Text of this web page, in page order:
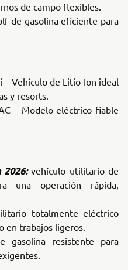
de campo flexibles.
de gasolina eficiente para
– Vehículo de Litio-Ion ideal
y resorts.
– Modelo eléctrico fiable
2026:vehículo utilitario de
una operación rápida,
totalmente eléctrico
en trabajos ligeros.
gasolina resistente para